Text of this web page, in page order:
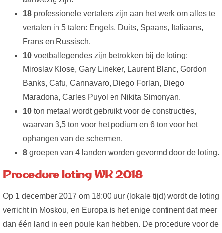
18 professionele vertalers zijn aan het werk om alles te
vertalen in 5 talen: Engels, Duits, Spaans, Italiaans,
Frans en Russisch.
10 voetballegendes zijn betrokken bij de loting:
Miroslav Klose, Gary Lineker, Laurent Blanc, Gordon
Banks, Cafu, Cannavaro, Diego Forlan, Diego
Maradona, Carles Puyol en Nikita Simonyan.
10 ton metaal wordt gebruikt voor de constructies,
waarvan 3,5 ton voor het podium en 6 ton voor het
ophangen van de schermen.
8 groepen van 4 landen worden gevormd door de loting.
Procedure loting WK 2018
Op 1 december 2017 om 18:00 uur (lokale tijd) wordt de loting
verricht in Moskou, en Europa is het enige continent dat meer
dan één land in een poule kan hebben. De procedure voor de